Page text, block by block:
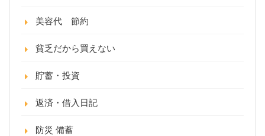
美容代 節約
貧乏だから買えない
貯蓄・投資
返済・借入日記
防災 備蓄